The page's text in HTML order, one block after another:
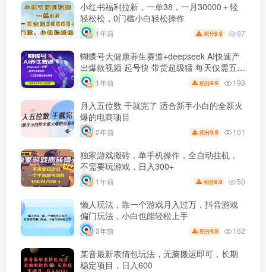
小红书福利拉新，一单38，一月30000＋轻
轻松松，0门槛小白轻松操作
1年前 积分9.9 97
蝴蝶号大健康养生赛道+deepseek AI快速产
出爆款视频 起号快 带货超级猛 每天仅需五分
钟 变现路子太广了 日入五位数 小白 宝妈 上
班族副业 轻松躺赚
1年前 积分9.9 198
月入五位数 干就完了 适合新手小白的全新火
爆的电商项目
2年前 积分9.9 101
独家游戏搬砖，单手机操作，全自动挂机，
不需要玩游戏，日入300+
1年前 积分9.9 50
懒人玩法，靠一个游戏月入过万，抖音游戏
偏门玩法，小白也能轻松上手
3年前 积分9.9 162
某音最新表情包玩法，无脑搬运即可，长期
稳定项目，日入600